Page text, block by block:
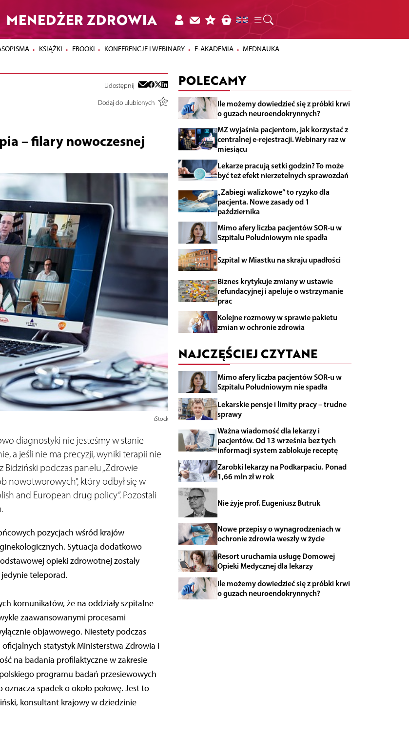
MENEDŻER ZDROWIA
KSIĄŻKI EBOOKI KONFERENCJE I WEBINARY E-AKADEMIA MEDNAUKA
Udostępnij
Dodaj do ulubionych
– filary nowoczesnej
iStock
diagnostyki nie jesteśmy w stanie
a jeśli nie ma precyzji, wyniki terapii nie
Bidziński podczas panelu „Zdrowie
nowotworowych”, który odbył się w
and European drug policy”. Pozostali
pozycjach wśród krajów
Sytuacja dodatkowo
opieki zdrowotnej zostały
teleporad.
komunikatów, że na oddziały szpitalne
zaawansowanymi procesami
objawowego. Niestety podczas
statystyk Ministerstwa Zdrowia i
na badania profilaktyczne w zakresie
programu badań przesiewowych
oznacza spadek o około połowę. Jest to
konsultant krajowy w dziedzinie
POLECAMY
Ile możemy dowiedzieć się z próbki krwi
o guzach neuroendokrynnych?
MZ wyjaśnia pacjentom, jak korzystać z
centralnej e-rejestracji. Webinary raz w
miesiącu
Lekarze pracują setki godzin? To może
być też efekt nierzetelnych sprawozdań
„Zabiegi walizkowe” to ryzyko dla
pacjenta. Nowe zasady od 1
października
Mimo afery liczba pacjentów SOR-u w
Szpitalu Południowym nie spadła
Szpital w Miastku na skraju upadłości
Biznes krytykuje zmiany w ustawie
refundacyjnej i apeluje o wstrzymanie
prac
Kolejne rozmowy w sprawie pakietu
zmian w ochronie zdrowia
NAJCZĘŚCIEJ CZYTANE
Mimo afery liczba pacjentów SOR-u w
Szpitalu Południowym nie spadła
Lekarskie pensje i limity pracy – trudne
sprawy
Ważna wiadomość dla lekarzy i
pacjentów. Od 13 września bez tych
informacji system zablokuje receptę
Zarobki lekarzy na Podkarpaciu. Ponad
1,66 mln zł w rok
Nie żyje prof. Eugeniusz Butruk
Nowe przepisy o wynagrodzeniach w
ochronie zdrowia weszły w życie
Resort uruchamia usługę Domowej
Opieki Medycznej dla lekarzy
Ile możemy dowiedzieć się z próbki krwi
o guzach neuroendokrynnych?